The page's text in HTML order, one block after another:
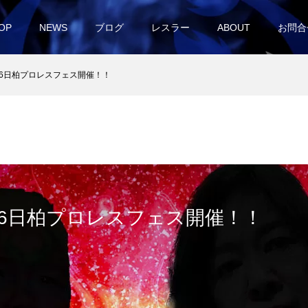
NEWS ブログ レスラー ABOUT お問
柏プロレスフェス開催！！
柏プロレスフェス開催！！